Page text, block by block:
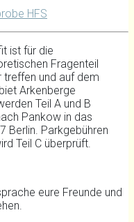
HFS
ist für die
Fragenteil
treffen und auf dem
Arkenberge
Teil A und B
Pankow in das
Berlin . Parkgebühren
Teil C überprüft.
eure Freunde und